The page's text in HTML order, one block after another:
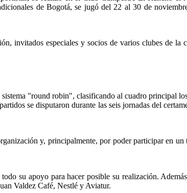
de Bogotá, se jugó del 22 al 30 de
invitados especiales y socios de varios clubes de la
"round robin", clasificando al cuadro principal
se disputaron durante las seis jornadas del
y, principalmente, por poder participar en
su apoyo para hacer posible su realización.
Valdez Café, Nestlé y Aviatur.